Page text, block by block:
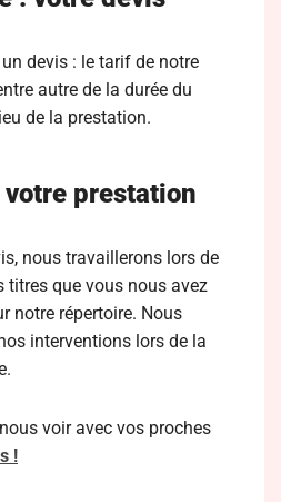
devis : le tarif de notre
autre de la durée du
de la prestation.
prestation
nous travaillerons lors de
titres que vous nous avez
notre répertoire. Nous
interventions lors de la
voir avec vos proches
!